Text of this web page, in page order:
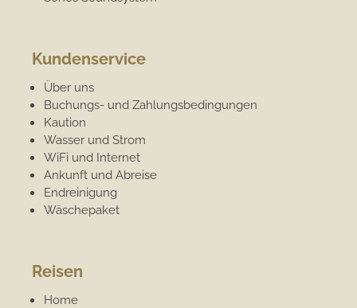
Kundenservice
Über uns
Buchungs- und Zahlungsbedingungen
Kaution
Wasser und Strom
WiFi und Internet
Ankunft und Abreise
Endreinigung
Wäschepaket
Reisen
Home